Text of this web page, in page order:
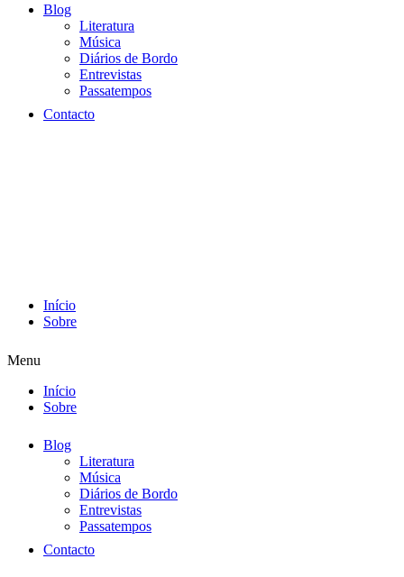
Blog
Literatura
Música
Diários de Bordo
Entrevistas
Passatempos
Contacto
Início
Sobre
Menu
Início
Sobre
Blog
Literatura
Música
Diários de Bordo
Entrevistas
Passatempos
Contacto